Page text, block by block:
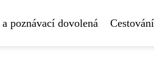
poznávací dovolená